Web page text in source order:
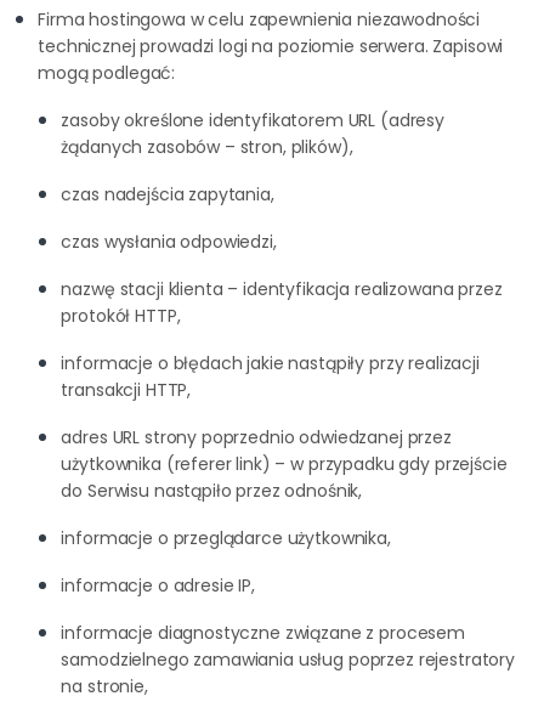
Firma hostingowa w celu zapewnienia niezawodności
technicznej prowadzi logi na poziomie serwera. Zapisowi
mogą podlegać:
zasoby określone identyfikatorem URL (adresy
żądanych zasobów – stron, plików),
czas nadejścia zapytania,
czas wysłania odpowiedzi,
nazwę stacji klienta – identyfikacja realizowana przez
protokół HTTP,
informacje o błędach jakie nastąpiły przy realizacji
transakcji HTTP,
adres URL strony poprzednio odwiedzanej przez
użytkownika (referer link) – w przypadku gdy przejście
do Serwisu nastąpiło przez odnośnik,
informacje o przeglądarce użytkownika,
informacje o adresie IP,
informacje diagnostyczne związane z procesem
samodzielnego zamawiania usług poprzez rejestratory
na stronie,